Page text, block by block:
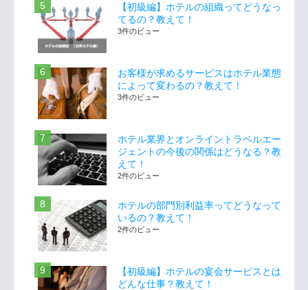
【初級編】ホテルの組織ってどうなっ
てるの？教えて！
3件のビュー
お客様が求めるサービスはホテル業態
によって変わるの？教えて！
3件のビュー
ホテル業界とオンライントラベルエー
ジェントの今後の関係はどうなる？教
えて！
2件のビュー
ホテルの部門別利益率ってどうなって
いるの？教えて！
2件のビュー
【初級編】ホテルの宴会サービスとは
どんな仕事？教えて！